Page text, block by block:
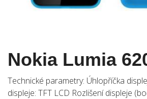
Nokia Lumia
Technické parametry: Úhlopříčka
displeje: TFT LCD Rozlišení displeje